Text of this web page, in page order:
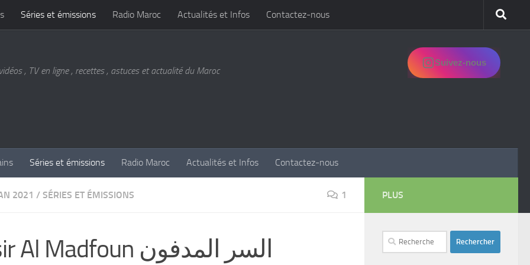
Séries et émissions Radio Maroc Actualités et Infos Contactez-nous
, TV en ligne , recettes , astuces et actualité du Maroc
Suivez-nous
Séries et émissions Radio Maroc Actualités et Infos Contactez-nous
2021 / SÉRIES ET ÉMISSIONS 1
Assir Al Madfoun السر المدفون
PLUS
Rechercher :